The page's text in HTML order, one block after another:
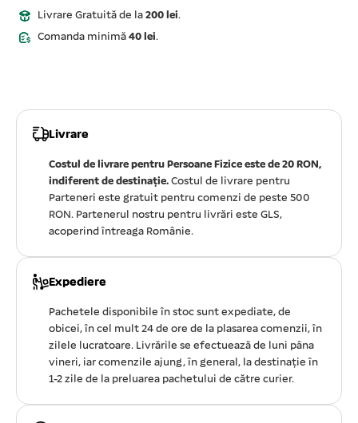
Livrare Gratuită de la 200 lei.
Comanda minimă 40 lei.
Livrare
Costul de livrare pentru Persoane Fizice este de 20 RON,
indiferent de destinație. Costul de livrare pentru
Parteneri este gratuit pentru comenzi de peste 500
RON. Partenerul nostru pentru livrări este GLS,
acoperind întreaga Românie.
Expediere
Pachetele disponibile în stoc sunt expediate, de
obicei, în cel mult 24 de ore de la plasarea comenzii, în
zilele lucratoare. Livrările se efectuează de luni pâna
vineri, iar comenzile ajung, în general, la destinație în
1-2 zile de la preluarea pachetului de către curier.